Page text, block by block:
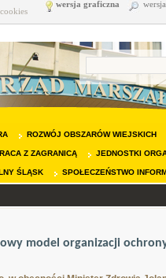
wersja graficzna
ROZWÓJ OBSZARÓW WIEJSKICH
Z ZAGRANICĄ JEDNOSTKI
ŚLĄSK SPOŁECZEŃSTWO
model organizacji